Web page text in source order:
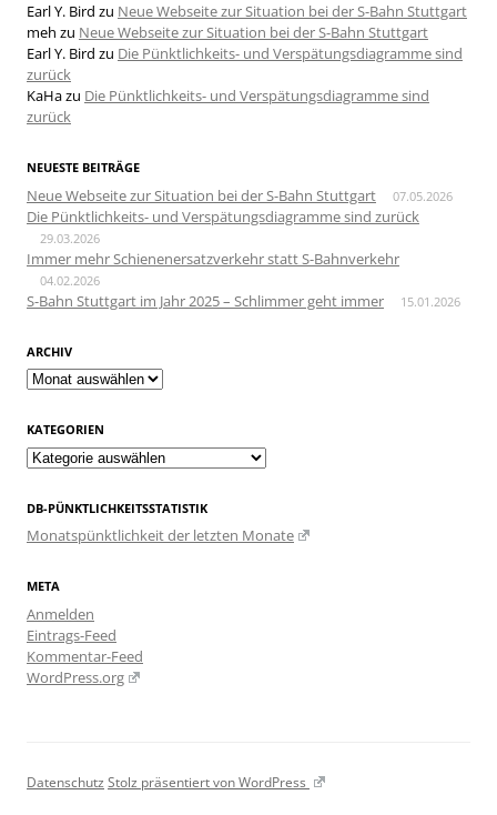
Earl Y. Bird zu Neue Webseite zur Situation bei der S-Bahn Stuttgart
meh zu Neue Webseite zur Situation bei der S-Bahn Stuttgart
Earl Y. Bird zu Die Pünktlichkeits- und Verspätungsdiagramme sind
zurück
KaHazu Die Pünktlichkeits- und Verspätungsdiagramme sind
zurück
NEUESTE BEITRÄGE
Neue Webseite zur Situation bei der S-Bahn Stuttgart 07.05.2026
Die Pünktlichkeits- und Verspätungsdiagramme sind zurück
29.03.2026
Immer mehr Schienenersatzverkehr statt S-Bahnverkehr
04.02.2026
S-Bahn Stuttgart im Jahr 2025 – Schlimmer geht immer 15.01.2026
ARCHIV
Archiv
KATEGORIEN
Kategorien
DB-PÜNKTLICHKEITSSTATISTIK
Monatspünktlichkeit der letzten Monate
META
Anmelden
Eintrags-Feed
Kommentar-Feed
WordPress.org
Datenschutz Stolz präsentiert von WordPress